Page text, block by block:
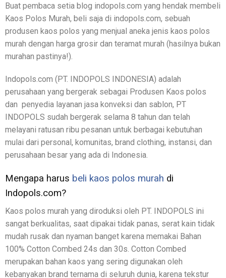
Buat pembaca setia blog indopols.com yang hendak membeli
Kaos Polos Murah, beli saja di indopols.com, sebuah
produsen kaos polos yang menjual aneka jenis kaos polos
murah dengan harga grosir dan teramat murah (hasilnya bukan
murahan pastinya!).
Indopols.com (PT. INDOPOLS INDONESIA) adalah
perusahaan yang bergerak sebagai Produsen Kaos polos
dan penyedia layanan jasa konveksi dan sablon, PT
INDOPOLS sudah bergerak selama 8 tahun dan telah
melayani ratusan ribu pesanan untuk berbagai kebutuhan
mulai dari personal, komunitas, brand clothing, instansi, dan
perusahaan besar yang ada di Indonesia.
Mengapa harus beli kaos polos murah di
Indopols.com?
Kaos polos murah yang diroduksi oleh PT. INDOPOLS ini
sangat berkualitas, saat dipakai tidak panas, serat kain tidak
mudah rusak dan nyaman banget karena memakai Bahan
100% Cotton Combed 24s dan 30s. Cotton Combed
merupakan bahan kaos yang sering digunakan oleh
kebanyakan brand ternama di seluruh dunia, karena tekstur